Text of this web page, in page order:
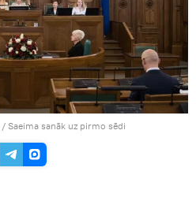
/ Saeima sanāk uz pirmo sēdi